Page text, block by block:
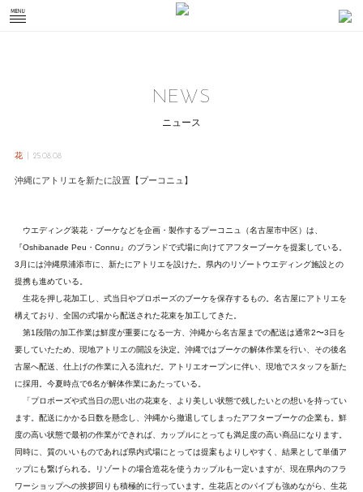
NEWS
ニュース
花 25.08.08
沖縄にアトリエを新たに設置【プーコニュ】
ウエディング装花・ブーケなどを企画・製作するプーコニュ（名古屋市中区）は、
『Oshibanade Peu・Connu』のブランドで式場に向けてアフターブーケを提案している。
3月には沖縄県浦添市に、新たにアトリエを設けた。県内のリゾートウエディング施設との
提携も進めている。
生花を押し花加工し、式当日やプロポーズのブーケを保存するもの。名古屋にアトリエを
構えており、全国の式場から配送された花束を加工してきた。
第1段階の加工作業は鮮度が重要になる一方、沖縄から名古屋までの配送は通常2〜3日を
要していたため、現地アトリエの開設を決定。沖縄ではブーケの解体作業を行い、その後名
古屋へ配送、仕上げの作業に入る流れだ。アトリエオープンに伴い、現地でスタッフを新た
に採用。今夏時点で6名が解体作業にあたっている。
「プロポーズや式当日の思い出の花束を、より美しい状態で残したいとの想いを持ってい
ます。配送にかかる日数を懸念し、沖縄から撤退してしまったアフターブーケの企業も。鮮
度の高い状態で最初の作業ができれば、カップルにとっても満足度の高い商品になります。
同時に、質のいいものであれば県内式場にとっては提案もよりしやすく、結果として単価ア
ップにも繋げられる。リゾートの場合造花を使うカップルも一定いますが、現在県内のフラ
ワーショップへの挨拶回りも積極的に行っています。生花店とのパイプも強めながら、生花